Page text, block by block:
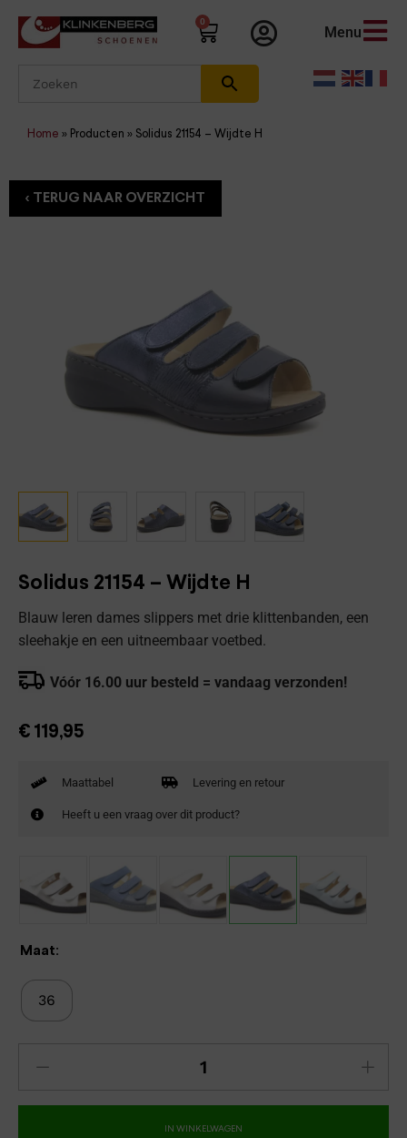
0
Menu
Home » Producten » Solidus 21154 – Wijdte H
Solidus 21154 – Wijdte H
Blauw leren dames slippers met drie klittenbanden, een
sleehakje en een uitneembaar voetbed.
Vóór 16.00 uur besteld = vandaag verzonden!
€ 119,95
Maattabel Levering en retour
Heeft u een vraag over dit product?
Maat:
36
IN WINKELWAGEN